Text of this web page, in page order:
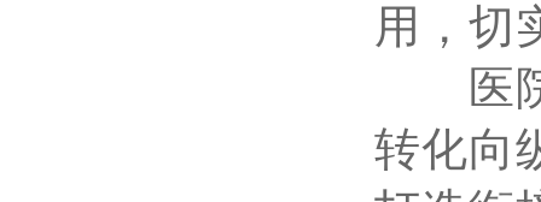
用，切
医院
转化向